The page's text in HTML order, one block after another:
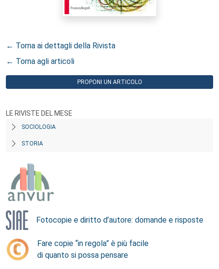
← Torna ai dettagli della Rivista
← Torna agli articoli
PROPONI UN ARTICOLO
LE RIVISTE DEL MESE
SOCIOLOGIA
STORIA
Fotocopie e diritto d’autore: domande e risposte
Fare copie “in regola” è più facile
di quanto si possa pensare